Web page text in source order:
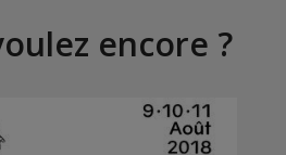
encore ?